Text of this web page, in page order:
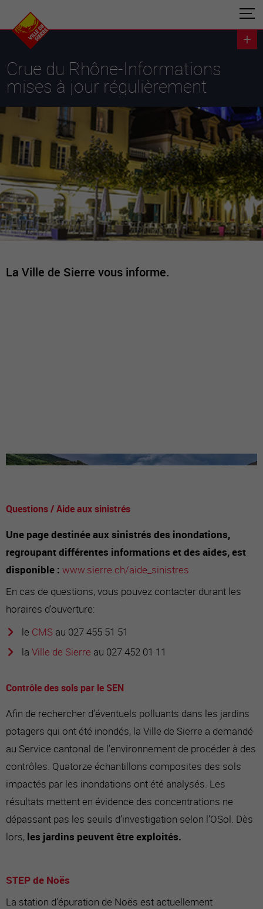
Crue du Rhône-Informations
mises à jour régulièrement
La Ville de Sierre vous informe.
Questions / Aide aux sinistrés
Une page destinée aux sinistrés des inondations,
regroupant différentes informations et des aides, est
disponible : www.sierre.ch/aide_sinistres
En cas de questions, vous pouvez contacter durant les
horaires d'ouverture:
le CMS au 027 455 51 51
la Ville de Sierre au 027 452 01 11
Contrôle des sols par le SEN
Afin de rechercher d’éventuels polluants dans les jardins
potagers qui ont été inondés, la Ville de Sierre a demandé
au Service cantonal de l’environnement de procéder à des
contrôles. Quatorze échantillons composites des sols
impactés par les inondations ont été analysés. Les
résultats mettent en évidence des concentrations ne
dépassant pas les seuils d’investigation selon l’OSol. Dès
lors, les jardins peuvent être exploités.
STEP de Noës
La station d'épuration de Noës est actuellement